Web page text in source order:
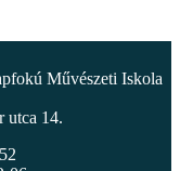
Művészeti Iskola
utca 14.